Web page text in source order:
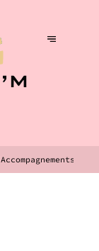
Accompagnements